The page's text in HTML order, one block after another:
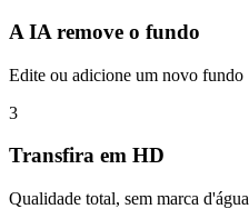
A IA remove o fundo
Edite ou adicione um novo fundo
3
Transfira em HD
Qualidade total, sem marca d'água